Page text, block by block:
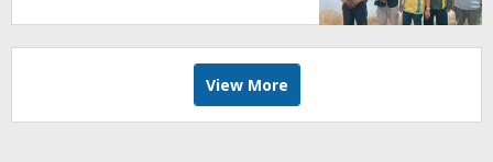
View More